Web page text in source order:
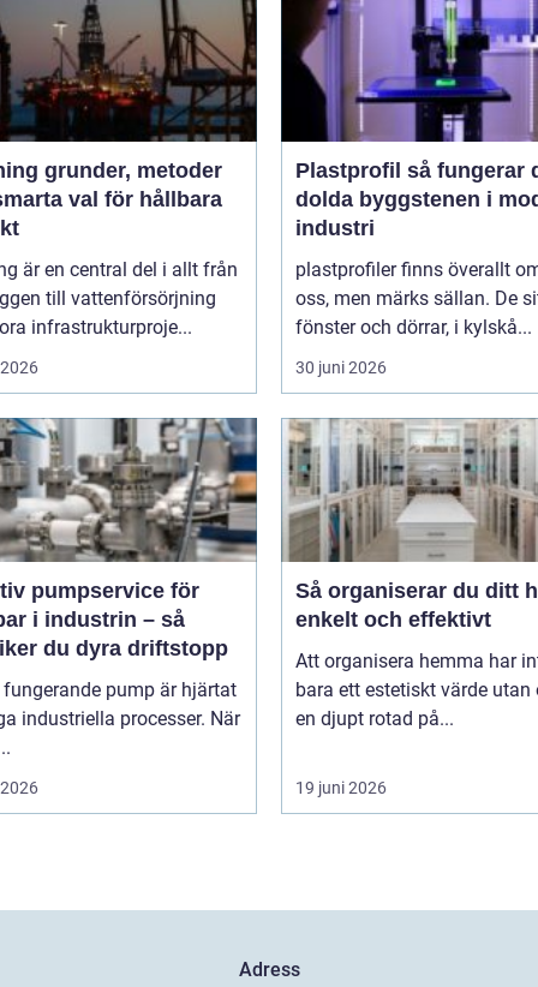
metoder
val för hållbara
är en central del i allt från
till vattenförsörjning
infrastrukturproje...
Plastprofil så fungerar den
dolda byggstenen i
industri
plastprofiler finns överallt
oss, men märks sällan. De
fönster och dörrar, i kylskå...
30 juni 2026
pumpservice för
i industrin – så
du dyra driftstopp
fungerande pump är hjärtat
industriella processer. När
Så organiserar du ditt
enkelt och effektivt
Att organisera hemma har
bara ett estetiskt värde utan
en djupt rotad på...
19 juni 2026
Adress